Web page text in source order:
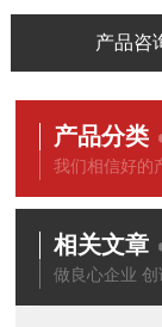
产品咨
产品分类
我们相信好的
相关文章
做良心企业